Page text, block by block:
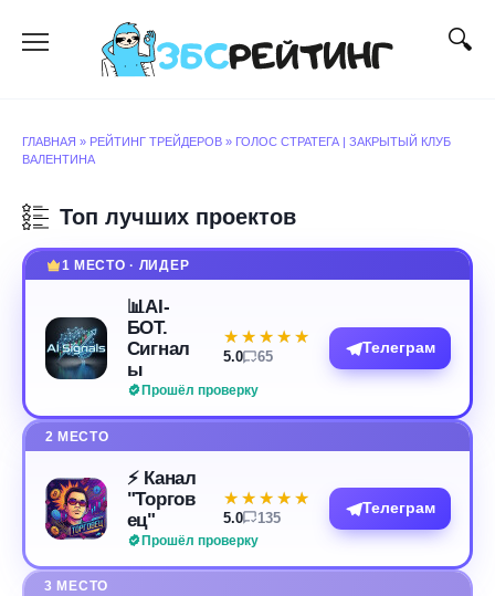
содержанию
ГЛАВНАЯ » РЕЙТИНГ ТРЕЙДЕРОВ » ГОЛОС СТРАТЕГА | ЗАКРЫТЫЙ КЛУБ
ВАЛЕНТИНА
Топ лучших проектов
1 МЕСТО · ЛИДЕР
📊AI-
БОТ.
Сигнал
ы
Прошёл проверку
★★★★★
★★★★★
5.0 65
Телеграм
2 МЕСТО
⚡️ Канал
"Торгов
ец"
Прошёл проверку
★★★★★
★★★★★
5.0 135
Телеграм
3 МЕСТО